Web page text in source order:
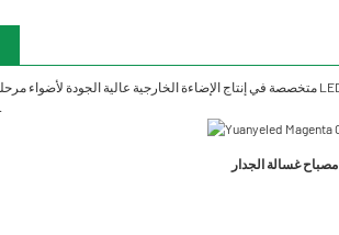
مصباح غسالة الجدار